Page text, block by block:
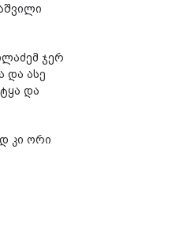
ჯერ
და ასე
და
კი ორი